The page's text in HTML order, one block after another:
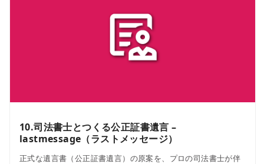
10.司法書士とつくる公正証書遺言 –
lastmessage（ラストメッセージ）
正式な遺言書（公正証書遺言）の原案を、プロの司法書士が伴